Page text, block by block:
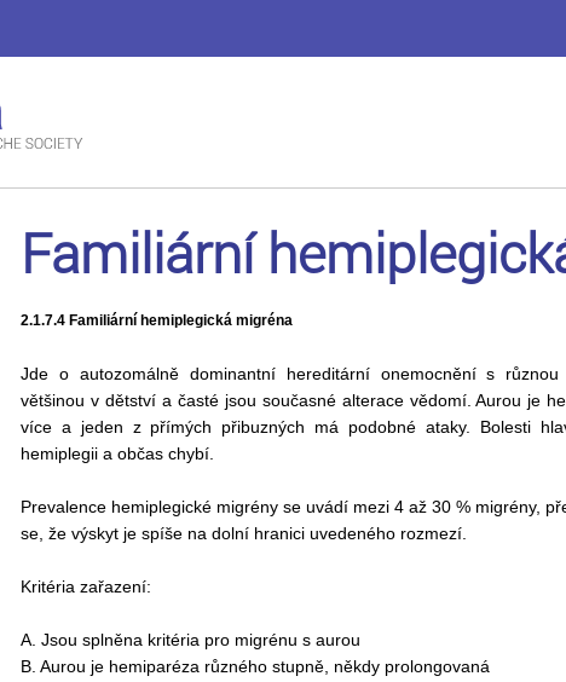
Familiární
2.1.7.4 Familiární hemiplegická migréna
Jde o autozomálně dominantní hereditární onemocnění s
většinou v dětství a časté jsou současné alterace vědomí. Aurou je
více a jeden z přímých přibuzných má podobné ataky. Bolesti
hemiplegii a občas chybí.
Prevalence hemiplegické migrény se uvádí mezi 4 až 30 % migrény,
se, že výskyt je spíše na dolní hranici uvedeného rozmezí.
Kritéria zařazení:
A. Jsou splněna kritéria pro migrénu s aurou
B. Aurou je hemiparéza různého stupně, někdy prolongovaná